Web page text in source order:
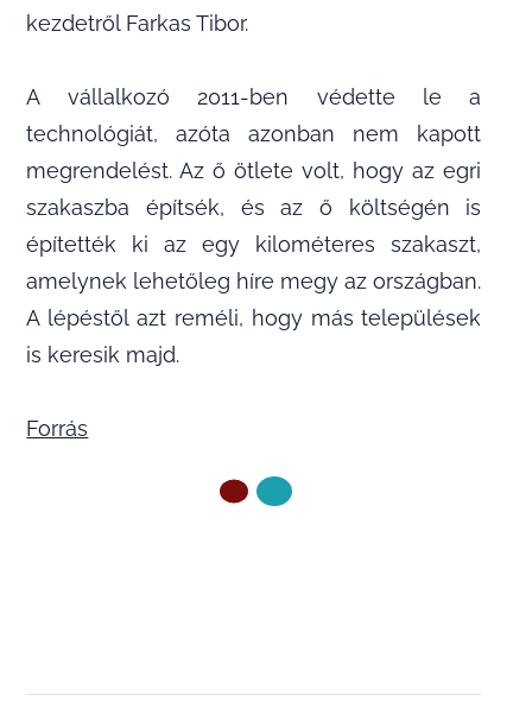
kezdetről Farkas Tibor.
A vállalkozó 2011-ben védette le a
technológiát, azóta azonban nem kapott
megrendelést. Az ő ötlete volt, hogy az egri
szakaszba építsék, és az ő költségén is
építették ki az egy kilométeres szakaszt,
amelynek lehetőleg híre megy az országban.
A lépéstől azt reméli, hogy más települések
is keresik majd.
Forrás